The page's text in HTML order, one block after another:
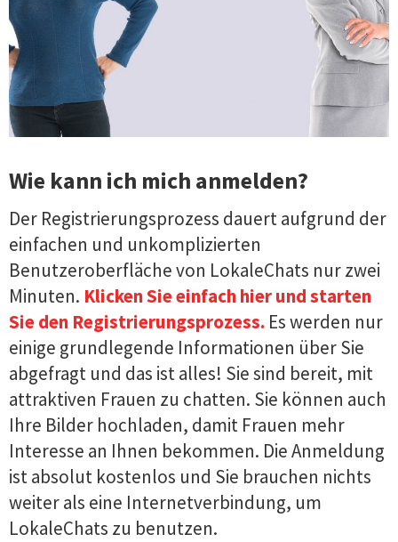
Wie kann ich mich anmelden?
Der Registrierungsprozess dauert aufgrund der
einfachen und unkomplizierten
Benutzeroberfläche von LokaleChats nur zwei
Minuten. Klicken Sie einfach hier und starten
Sie den Registrierungsprozess. Es werden nur
einige grundlegende Informationen über Sie
abgefragt und das ist alles! Sie sind bereit, mit
attraktiven Frauen zu chatten. Sie können auch
Ihre Bilder hochladen, damit Frauen mehr
Interesse an Ihnen bekommen. Die Anmeldung
ist absolut kostenlos und Sie brauchen nichts
weiter als eine Internetverbindung, um
LokaleChats zu benutzen.